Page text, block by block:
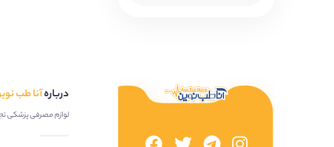
دربارهآنا طب
لوازم مصرفی پزشکی